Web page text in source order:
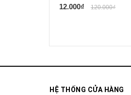
12.000₫ 120.000₫
HỆ THỐNG CỬA HÀNG